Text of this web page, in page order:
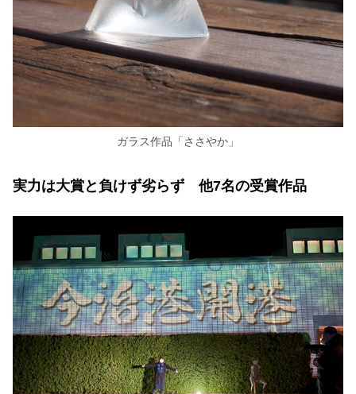
ガラス作品「ささやか」
実力は大賞と負けず劣らず 他7名の受賞作品